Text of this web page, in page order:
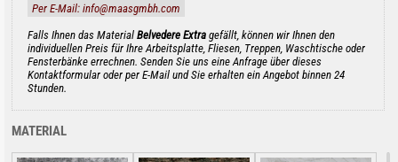
Per E-Mail: info@maasgmbh.com
Falls Ihnen das MaterialBelvedere Extra gefällt, können wir Ihnen den
individuellen Preis für Ihre Arbeitsplatte, Fliesen, Treppen, Waschtische oder
Fensterbänke errechnen. Senden Sie uns eine Anfrage über dieses
Kontaktformular oder per E-Mail und Sie erhalten ein Angebot binnen 24
Stunden.
MATERIAL